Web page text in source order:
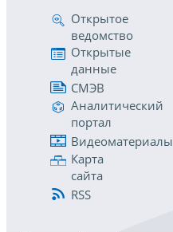
Открытое
ведомство
Открытые
данные
СМЭВ
Аналитический
портал
Видеоматериалы
Карта
сайта
RSS